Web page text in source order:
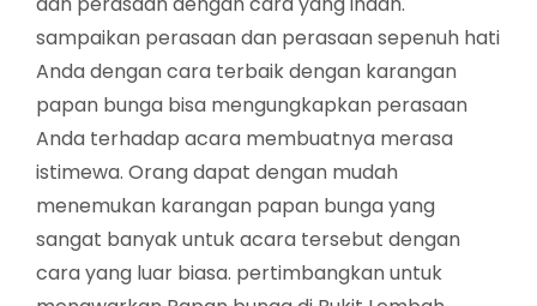
sampaikan perasaan dan perasaan sepenuh hati
Anda dengan cara terbaik dengan karangan
papan bunga bisa mengungkapkan perasaan
Anda terhadap acara membuatnya merasa
istimewa. Orang dapat dengan mudah
menemukan karangan papan bunga yang
sangat banyak untuk acara tersebut dengan
cara yang luar biasa. pertimbangkan untuk